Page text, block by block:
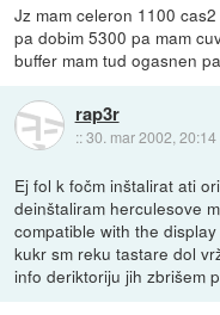
Jz mam celeron 1100
pa dobim 5300 pa mam
buffer mam tud ogasnen
rap3r
::30. mar 2002, 20:14
Ej fol k fočm inštalirat ati
deinštaliram herculesove
compatible with the
kukr sm reku tastare dol
info deriktoriju jih zbrišem